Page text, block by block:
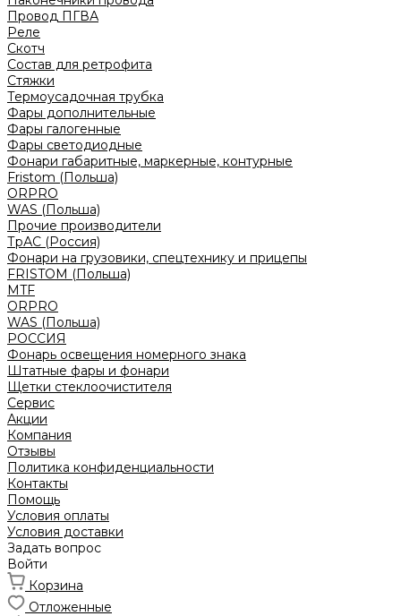
Провод ПГВА
Реле
Скотч
Состав для ретрофита
Стяжки
Термоусадочная трубка
Фары дополнительные
Фары галогенные
Фары светодиодные
Фонари габаритные, маркерные, контурные
Fristom (Польша)
ORPRO
WAS (Польша)
Прочие производители
ТрАС (Россия)
Фонари на грузовики, спецтехнику и прицепы
FRISTOM (Польша)
MTF
ORPRO
WAS (Польша)
РОССИЯ
Фонарь освещения номерного знака
Штатные фары и фонари
Щетки стеклоочистителя
Сервис
Акции
Компания
Отзывы
Политика конфиденциальности
Контакты
Помощь
Условия оплаты
Условия доставки
Задать вопрос
Войти
Корзина
Отложенные